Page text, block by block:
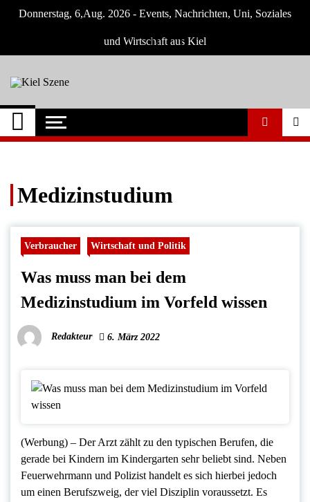
Skip
Donnerstag, 6,Aug. 2026 - Events, Nachrichten, Uni, Soziales
und Wirtschaft aus Kiel
Kiel Szene
Neuigkeiten und Nachrichten aus Kiel und
Umgebung
Medizinstudium
Verbraucher Wirtschaft und Politik
Was muss man bei dem
Medizinstudium im Vorfeld wissen
Redakteur 6. März 2022
(Werbung) – Der Arzt zählt zu den typischen Berufen, die
gerade bei Kindern im Kindergarten sehr beliebt sind. Neben
Feuerwehrmann und Polizist handelt es sich hierbei jedoch
um einen Berufszweig, der viel Disziplin voraussetzt. Es